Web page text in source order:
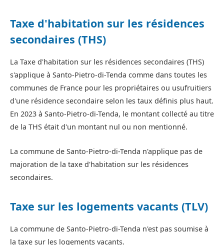
Taxe d'habitation sur les résidences
secondaires (THS)
La Taxe d'habitation sur les résidences secondaires (THS)
s'applique à Santo-Pietro-di-Tenda comme dans toutes les
communes de France pour les propriétaires ou usufruitiers
d'une résidence secondaire selon les taux définis plus haut.
En 2023 à Santo-Pietro-di-Tenda, le montant collecté au titre
de la THS était d'un montant nul ou non mentionné.
La commune de Santo-Pietro-di-Tenda n'applique pas de
majoration de la taxe d'habitation sur les résidences
secondaires.
Taxe sur les logements vacants (TLV)
La commune de Santo-Pietro-di-Tenda n'est pas soumise à
la taxe sur les logements vacants.